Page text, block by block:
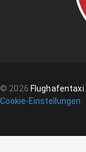
© 2026 Flughafentaxi
Cookie-Einstellungen